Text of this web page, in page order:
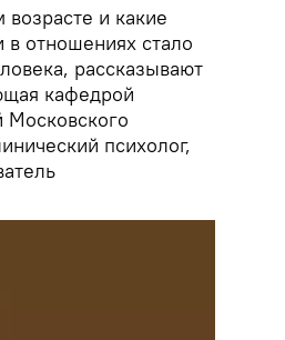
и какие
отношениях стало
рассказывают
кафедрой
Московского
психолог,